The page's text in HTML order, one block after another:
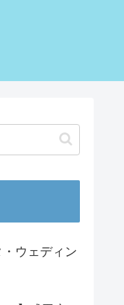
・ウェディン